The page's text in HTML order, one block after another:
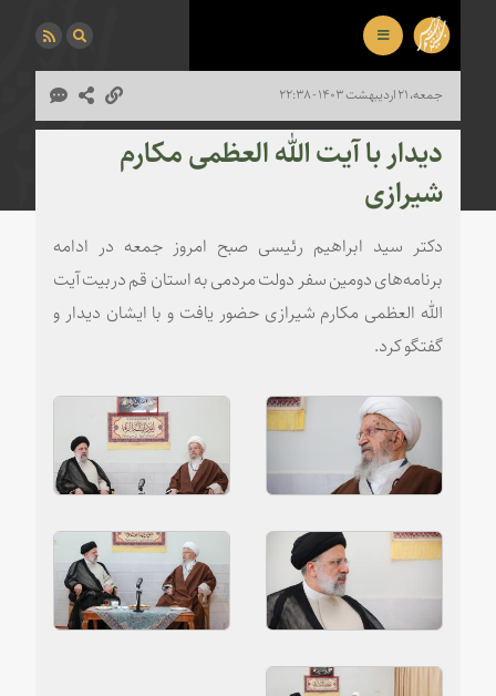
جمعه، ۲۱ اردیبهشت ۱۴۰۳ - ۲۲:۳۸
دیدار با آیت الله العظمی مکارم
شیرازی
دکتر سید ابراهیم رئیسی صبح امروز جمعه در ادامه
برنامه‌های دومین سفر دولت مردمی به استان قم دربیت آیت
الله العظمی مکارم شیرازی حضور یافت و با ایشان دیدار و
گفتگو کرد.